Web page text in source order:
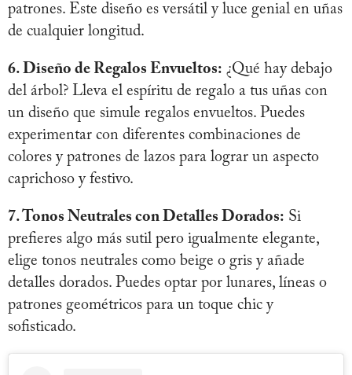
patrones. Este diseño es versátil y luce genial en uñas
de cualquier longitud.
6. Diseño de Regalos Envueltos: ¿Qué hay debajo
del árbol? Lleva el espíritu de regalo a tus uñas con
un diseño que simule regalos envueltos. Puedes
experimentar con diferentes combinaciones de
colores y patrones de lazos para lograr un aspecto
caprichoso y festivo.
7. Tonos Neutrales con Detalles Dorados: Si
prefieres algo más sutil pero igualmente elegante,
elige tonos neutrales como beige o gris y añade
detalles dorados. Puedes optar por lunares, líneas o
patrones geométricos para un toque chic y
sofisticado.